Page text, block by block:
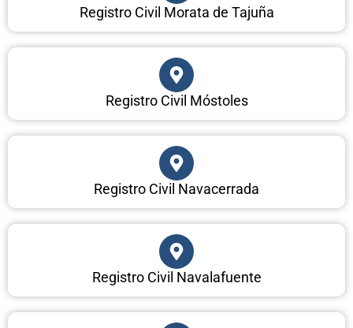
Registro Civil Morata de Tajuña
Registro Civil Móstoles
Registro Civil Navacerrada
Registro Civil Navalafuente